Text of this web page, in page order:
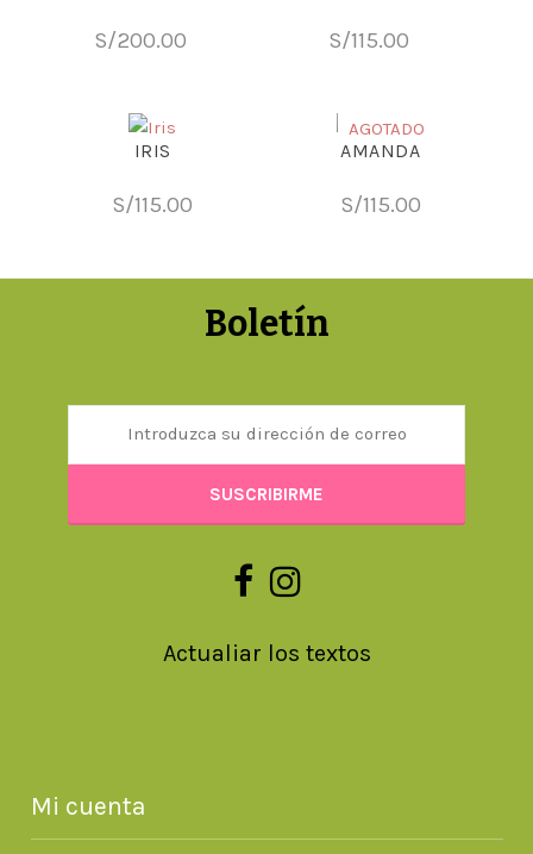
S/200.00 S/115.00
IRIS
S/115.00
AMANDA
S/115.00
AGOTADO
Boletín
Actualiar los textos
Mi cuenta